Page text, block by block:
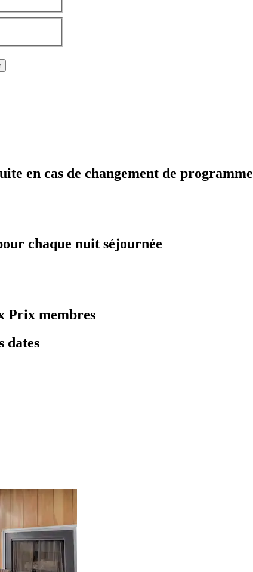
en cas de changement de programme
chaque nuit séjournée
Prix membres
dates